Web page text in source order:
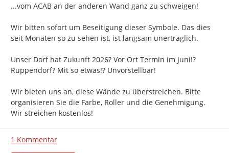
...vom ACAB an der anderen Wand ganz zu schweigen!
Wir bitten sofort um Beseitigung dieser Symbole. Das dies
seit Monaten so zu sehen ist, ist langsam unerträglich.
Unser Dorf hat Zukunft 2026? Vor Ort Termin im Juni!?
Ruppendorf? Mit so etwas!? Unvorstellbar!
Wir bieten uns an, diese Wände zu überstreichen. Bitte
organisieren Sie die Farbe, Roller und die Genehmigung.
Wir streichen kostenlos!
1 Kommentar